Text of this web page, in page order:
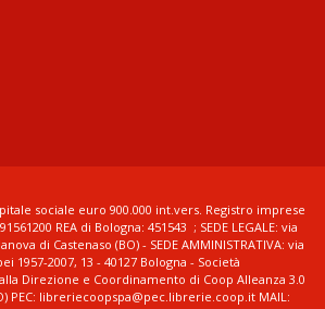
sociale euro 900.000 int.vers. Registro imprese
REA di Bologna: 451543 ; SEDE LEGALE: via
di Castenaso (BO) - SEDE AMMINISTRATIVA: via
1957-2007, 13 - 40127 Bologna - Società
Direzione e Coordinamento di Coop Alleanza 3.0
PEC: libreriecoopspa@pec.librerie.coop.it MAIL: